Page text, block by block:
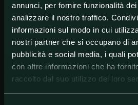
annunci, per fornire funzionalità
analizzare il nostro traffico.
informazioni sul modo in cui
nostri partner che si occupano di
pubblicità e social media, i quali
con altre informazioni che ha
raccolto dal suo utilizzo dei loro